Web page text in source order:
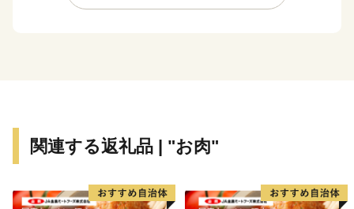
自然と歴史が織り成す直方市。あなたの温かいご支援
関連する返礼品 | "お肉"